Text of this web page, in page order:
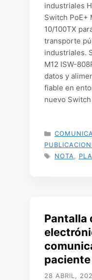
industriales
Switch PoE+
10/100TX
transporte
industriales.
M12 ISW-
datos y
fiable en
nuevo
ETIQUETAS
NOTA
Pantalla
paciente
28 ABRIL,